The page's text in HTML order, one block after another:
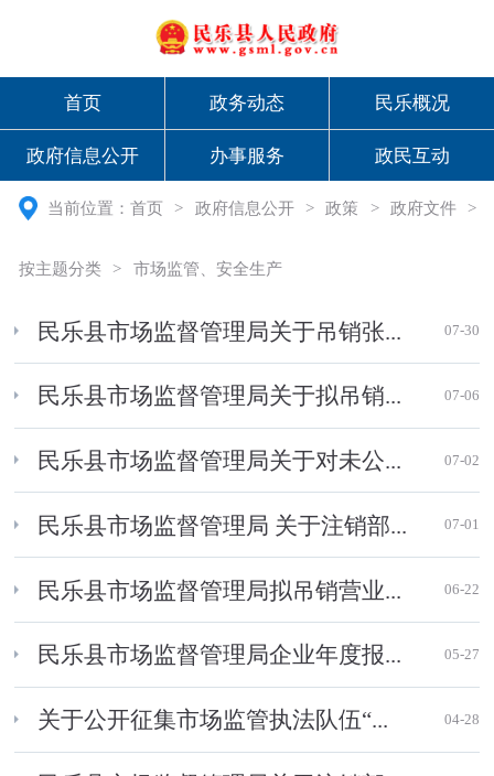
首页 政务动态 民乐概况
政府信息公开 办事服务 政民互动
当前位置：首页 > 政府信息公开 > 政策 > 政府文件 >
按主题分类 > 市场监管、安全生产
民乐县市场监督管理局关于吊销张... 07-30
民乐县市场监督管理局关于拟吊销... 07-06
民乐县市场监督管理局关于对未公... 07-02
民乐县市场监督管理局 关于注销部... 07-01
民乐县市场监督管理局拟吊销营业... 06-22
民乐县市场监督管理局企业年度报... 05-27
关于公开征集市场监管执法队伍“... 04-28